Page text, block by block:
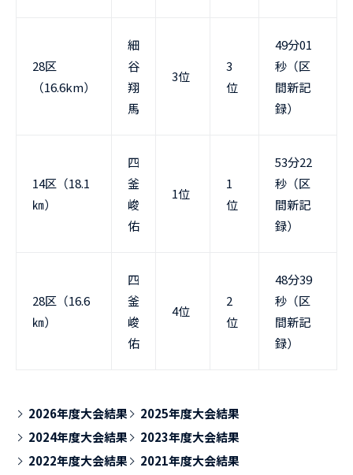
28区
（16.6km）
細
谷
翔
馬
3位
3
位
49分01
秒（区
間新記
録）
14区（18.1
㎞）
四
釜
峻
佑
1位
1
位
53分22
秒（区
間新記
録）
28区（16.6
㎞）
四
釜
峻
佑
4位
2
位
48分39
秒（区
間新記
録）
2026年度大会結果
2025年度大会結果
2024年度大会結果
2023年度大会結果
2022年度大会結果
2021年度大会結果